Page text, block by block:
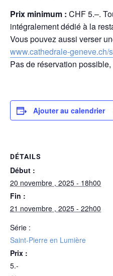
Prix minimum : CHF 5.–.
intégralement dédié à la
Vous pouvez aussi verser
www.cathedrale-geneve.ch/
Pas de réservation
Ajouter au calendrier
DÉTAILS
Début :
20 novembre , 2025 - 18h00
Fin :
21 novembre , 2025 - 22h00
Série :
Saint-Pierre en Lumière
Prix :
5.-